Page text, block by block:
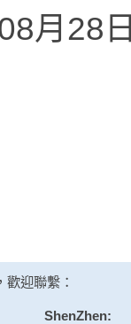
月28
歡迎聯繫：
ShenZhen: